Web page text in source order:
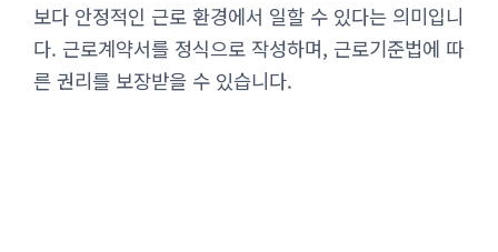
보다 안정적인 근로 환경에서 일할 수 있다는 의미입니
다. 근로계약서를 정식으로 작성하며, 근로기준법에 따
른 권리를 보장받을 수 있습니다.